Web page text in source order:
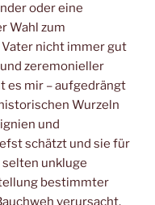
oder eine
Wahl zum
nicht immer gut
zeremonieller
es mir – aufgedrängt
Wurzeln
und
schätzt und sie für
unkluge
bestimmter
verursacht.